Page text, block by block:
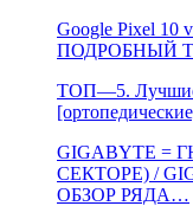
Google Pixel
ПОДРОБНЫЙ
ТОП—5. Лучшие
GIGABYTE
СЕКТОРЕ) /
ОБЗОР РЯДА…